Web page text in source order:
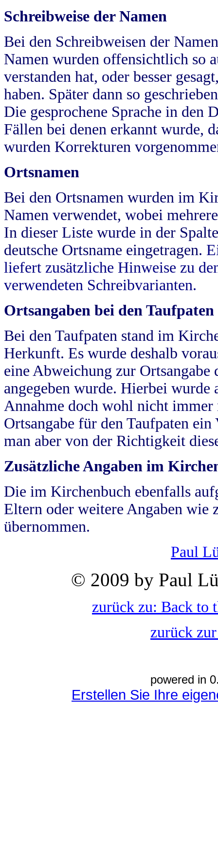
Schreibweise der Namen
Bei den Schreibweisen der
Namen wurden offensichtlich so
verstanden hat, oder besser
haben. Später dann so
Die gesprochene Sprache in
Fällen bei denen erkannt wurde,
wurden Korrekturen
Ortsnamen
Bei den Ortsnamen wurden im
Namen verwendet, wobei
In dieser Liste wurde in der
deutsche Ortsname eingetragen.
liefert zusätzliche Hinweise zu
verwendeten Schreibvarianten.
Ortsangaben bei den Taufpaten
Bei den Taufpaten stand im
Herkunft. Es wurde deshalb
eine Abweichung zur
angegeben wurde. Hierbei wurde
Annahme doch wohl nicht
Ortsangabe für den Taufpaten
man aber von der Richtigkeit
Zusätzliche Angaben im
Die im Kirchenbuch ebenfalls
Eltern oder weitere Angaben wie
übernommen.
Paul
© 2009 by Paul
zurück zu: Back to
zurück
powered in
Erstellen Sie Ihre